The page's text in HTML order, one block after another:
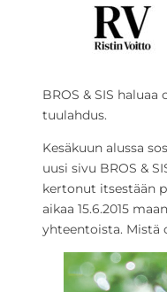
BROS & SIS
tuulahdus.
Kesäkuun alussa
uusi sivu BROS &
kertonut itsestään
aikaa 15.6.2015
yhteentoista. Mistä